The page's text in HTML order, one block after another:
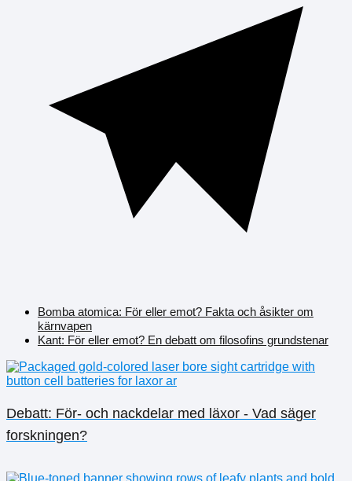
Bomba atomica: För eller emot? Fakta och åsikter om
kärnvapen
Kant: För eller emot? En debatt om filosofins grundstenar
Debatt: För- och nackdelar med läxor - Vad säger
forskningen?